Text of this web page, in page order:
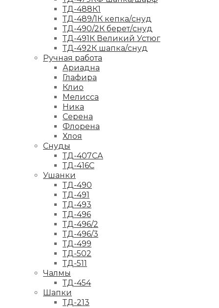
ТД-488К1
ТД-489/1К кепка/снуд
ТД-490/2К берет/снуд
ТД-491К Великий Устюг
ТД-492К шапка/снуд
Ручная работа
Ариадна
Глафира
Клио
Мелисса
Ника
Серена
Флорена
Хлоя
Снуды
ТД-407СА
ТД-416С
Ушанки
ТД-490
ТД-491
ТД-493
ТД-496
ТД-496/2
ТД-496/3
ТД-499
ТД-502
ТД-511
Чалмы
ТД-454
Шапки
ТД-213